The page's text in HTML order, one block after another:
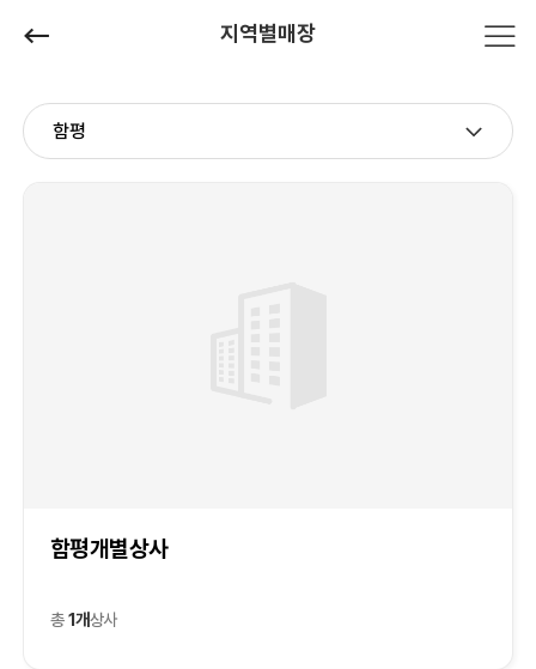
지역별매장
함평개별상사
총1개상사